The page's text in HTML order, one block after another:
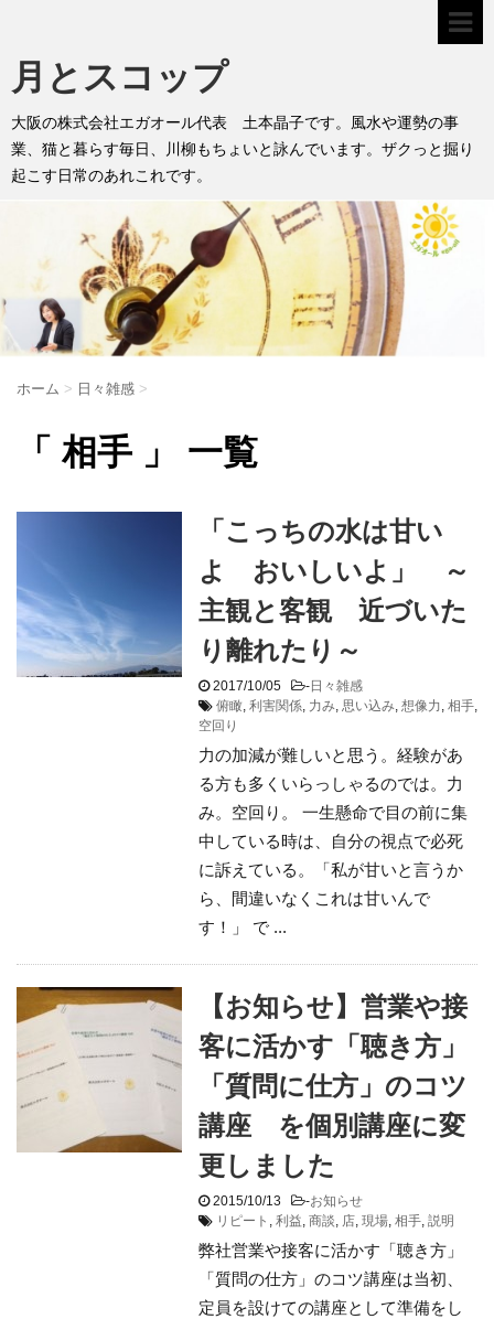
月とスコップ
大阪の株式会社エガオール代表 土本晶子です。風水や運勢の事
業、猫と暮らす毎日、川柳もちょいと詠んでいます。ザクっと掘り
起こす日常のあれこれです。
ホーム > 日々雑感 >
「 相手 」 一覧
「こっちの水は甘い
よ おいしいよ」 ～
主観と客観 近づいた
り離れたり～
2017/10/05 -日々雑感
俯瞰, 利害関係, 力み, 思い込み, 想像力, 相手,
空回り
力の加減が難しいと思う。経験があ
る方も多くいらっしゃるのでは。力
み。空回り。 一生懸命で目の前に集
中している時は、自分の視点で必死
に訴えている。「私が甘いと言うか
ら、間違いなくこれは甘いんで
す！」 で ...
【お知らせ】営業や接
客に活かす「聴き方」
「質問に仕方」のコツ
講座 を個別講座に変
更しました
2015/10/13 -お知らせ
リピート , 利益, 商談, 店, 現場, 相手, 説明
弊社営業や接客に活かす「聴き方」
「質問の仕方」のコツ講座は当初、
定員を設けての講座として準備をし